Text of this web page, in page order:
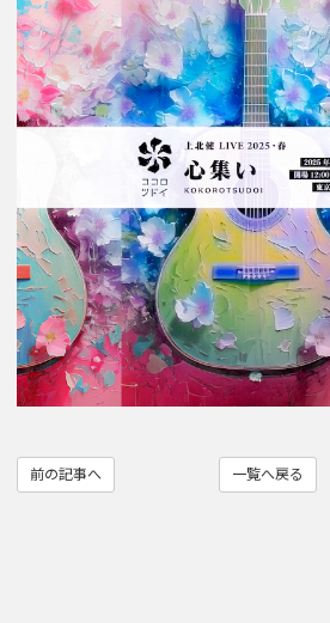
一覧へ戻る
前の記事へ